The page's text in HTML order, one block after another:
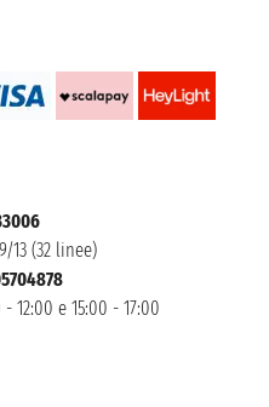
13 (32 linee)
e 15:00 - 17:00